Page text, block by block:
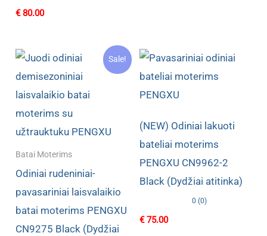
€80.00
Sale!
Batai Moterims
Odiniai rudeniniai-
pavasariniai laisvalaikio
batai moterims PENGXU
CN9275 Black (Dydžiai
(NEW) Odiniai lakuoti
bateliai moterims
PENGXU CN9962-2
Black (Dydžiai atitinka)
0 (0)
€75.00